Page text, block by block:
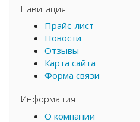
Навигация
Прайс-лист
Новости
Отзывы
Карта сайта
Форма связи
Информация
О компании